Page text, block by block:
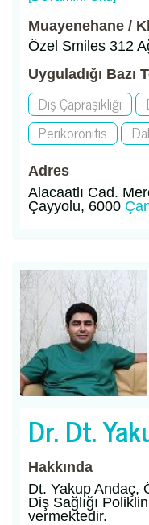
Muayenehane /
Özel Smiles 312
Uyguladığı Bazı
Diş Çapraşıklığı
Perikoronitis
Adres
Alacaatlı Cad.
Çayyolu, 6000
Dr. Dt.
Hakkında
Dt. Yakup Andaç,
Diş Sağlığı
vermektedir.